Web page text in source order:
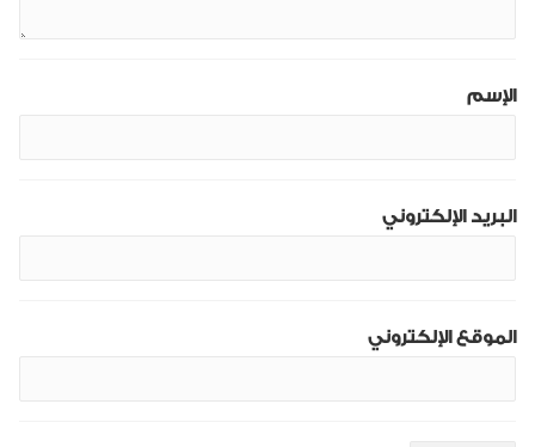
الإسم
البريد الإلكتروني
الموقع الإلكتروني